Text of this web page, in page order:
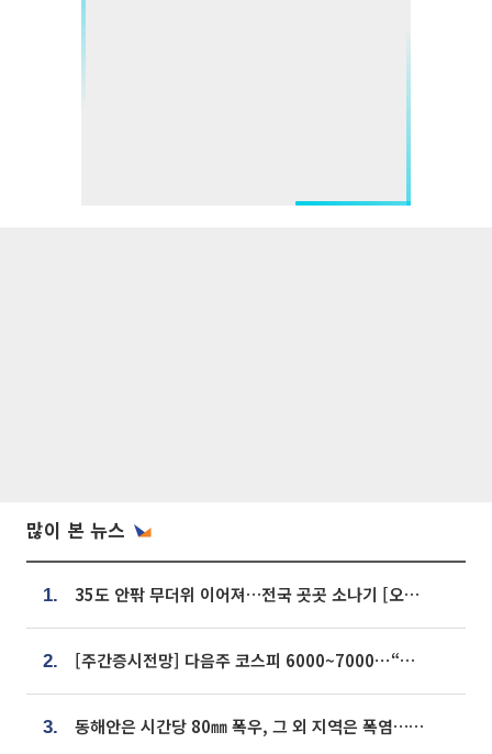
많이 본 뉴스
1. 35도 안팎 무더위 이어져…전국 곳곳 소나기 [오늘 날씨]
2. [주간증시전망] 다음주 코스피 6000~7000⋯“外人 수급은 정책이 변수”
3. 동해안은 시간당 80㎜ 폭우, 그 외 지역은 폭염…‘극과 극 날씨’